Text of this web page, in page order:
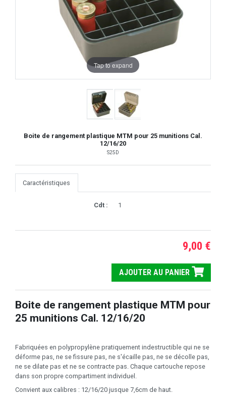
Tap to expand
Boite de rangement plastique MTM pour 25 munitions Cal.
12/16/20
S25D
Caractéristiques
Cdt : 1
9,00 €
AJOUTER AU PANIER
Boite de rangement plastique MTM pour
25 munitions Cal. 12/16/20
Fabriquées en polypropylène pratiquement indestructible qui ne se
déforme pas, ne se fissure pas, ne s'écaille pas, ne se décolle pas,
ne se dilate pas et ne se contracte pas. Chaque cartouche repose
dans son propre compartiment individuel.
Convient aux calibres : 12/16/20 jusque 7,6cm de haut.